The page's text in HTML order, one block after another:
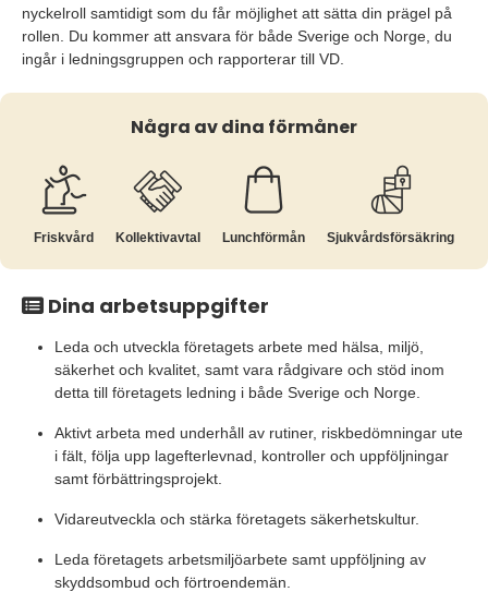
nyckelroll samtidigt som du får möjlighet att sätta din prägel på
rollen. Du kommer att ansvara för både Sverige och Norge, du
ingår i ledningsgruppen och rapporterar till VD.
Några av dina förmåner
Friskvård Kollektiv­avtal Lunchförmån Sjukvårds­försäkring
Dina arbetsuppgifter
Leda och utveckla företagets arbete med hälsa, miljö,
säkerhet och kvalitet, samt vara rådgivare och stöd inom
detta till företagets ledning i både Sverige och Norge.
Aktivt arbeta med underhåll av rutiner, riskbedömningar ute
i fält, följa upp lagefterlevnad, kontroller och uppföljningar
samt förbättringsprojekt.
Vidareutveckla och stärka företagets säkerhetskultur.
Leda företagets arbetsmiljöarbete samt uppföljning av
skyddsombud och förtroendemän.